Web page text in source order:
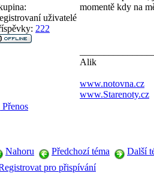
uživatelé
222
momentě kdy na
Alik
www.notovna.cz
www.Starenoty.cz
Přenos
Nahoru Předchozí téma
Další
pro přispívání